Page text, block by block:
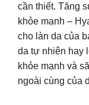
cần thiết. Tăng
khỏe mạnh –
cho làn da của
da tự nhiên hay
khỏe mạnh và
ngoài cùng của